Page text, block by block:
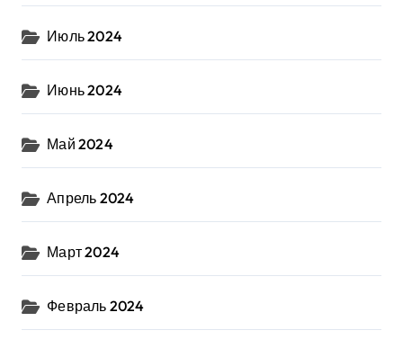
Июль 2024
Июнь 2024
Май 2024
Апрель 2024
Март 2024
Февраль 2024